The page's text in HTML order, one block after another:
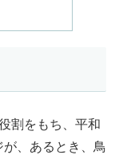
割をもち、平和
、あるとき、鳥